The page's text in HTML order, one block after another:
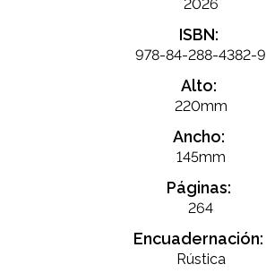
2026
ISBN:
978-84-288-4382-9
Alto:
220mm
Ancho:
145mm
Páginas:
264
Encuadernación:
Rústica